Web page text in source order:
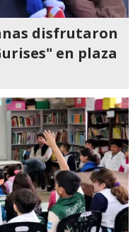
disfrutaron
en plaza